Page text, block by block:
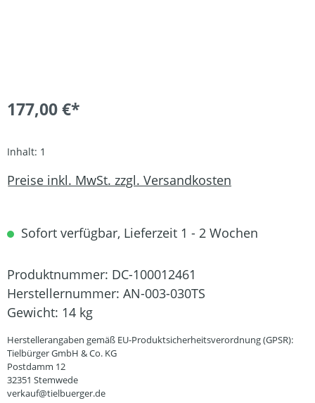
177,00 €*
Inhalt: 1
Preise inkl. MwSt. zzgl. Versandkosten
Sofort verfügbar, Lieferzeit 1 - 2 Wochen
Produktnummer: DC-100012461
Herstellernummer: AN-003-030TS
Gewicht: 14 kg
Herstellerangaben gemäß EU-Produktsicherheitsverordnung (GPSR):
Tielbürger GmbH & Co. KG
Postdamm 12
32351 Stemwede
verkauf@tielbuerger.de